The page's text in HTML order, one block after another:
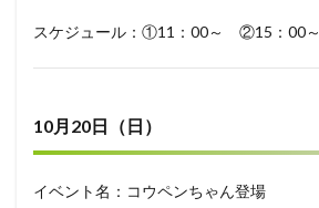
スケジュール：①11：00～ ②15：00～
10月20日（日）
イベント名：コウペンちゃん登場